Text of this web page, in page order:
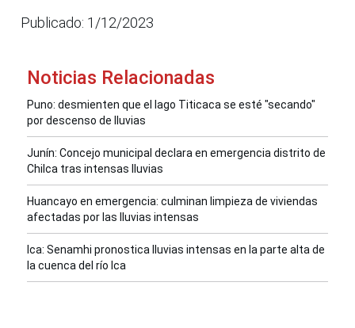
Publicado: 1/12/2023
Noticias Relacionadas
Puno: desmienten que el lago Titicaca se esté "secando"
por descenso de lluvias
Junín: Concejo municipal declara en emergencia distrito de
Chilca tras intensas lluvias
Huancayo en emergencia: culminan limpieza de viviendas
afectadas por las lluvias intensas
Ica: Senamhi pronostica lluvias intensas en la parte alta de
la cuenca del río Ica